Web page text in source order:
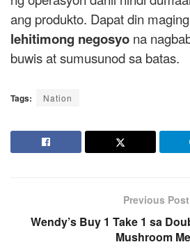
ang produkto. Dapat din
lehitimong negosyo na
buwis at sumusunod sa batas.
Tags: Nation
Previous Post
Wendy’s Buy 1 Take 1 sa
Mushroom